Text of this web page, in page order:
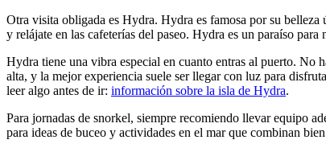
Otra visita obligada es Hydra. Hydra es famosa por su
y relájate en las cafeterías del paseo. Hydra es un paraíso
Hydra tiene una vibra especial en cuanto entras al puerto. No
alta, y la mejor experiencia suele ser llegar con luz para
leer algo antes de ir: información sobre la isla de Hydra.
Para jornadas de snorkel, siempre recomiendo llevar equipo
para ideas de buceo y actividades en el mar que combinan